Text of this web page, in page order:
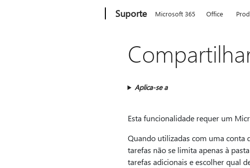
Suporte Microsoft 365 Office
Aplica-se a
Esta funcionalidade requer um
Quando utilizadas com uma conta
tarefas não se limita apenas à pasta
tarefas adicionais e escolher qual